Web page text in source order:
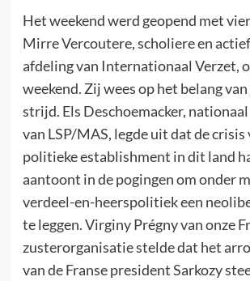
Het weekend werd geopend met
Mirre Vercoutere, scholiere en
afdeling van Internationaal Verzet,
weekend. Zij wees op het belang
strijd. Els Deschoemacker,
van LSP/MAS, legde uit dat de crisis
politieke establishment in dit land
aantoont in de pogingen om onder
verdeel-en-heerspolitiek een
te leggen. Virginy Prégny van onze
zusterorganisatie stelde dat het
van de Franse president Sarkozy